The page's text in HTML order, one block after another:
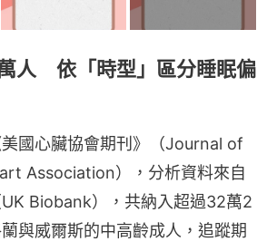
人 依「時型」區分睡眠偏
國心臟協會期刊》（Journal of
Association），分析資料來自
Biobank），共納入超過32萬2
與威爾斯的中高齡成人，追蹤期